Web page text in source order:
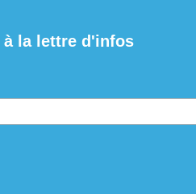
la lettre d'infos